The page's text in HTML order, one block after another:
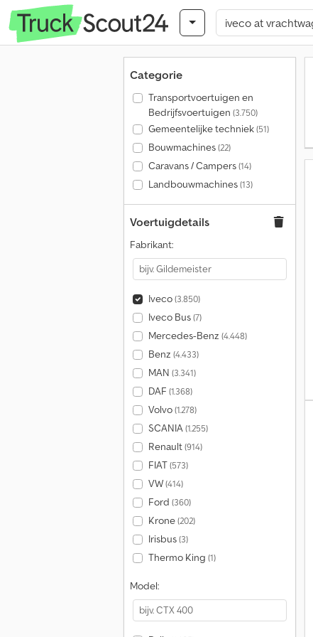
Categorie
Transportvoertuigen en
Bedrijfsvoertuigen (3.750)
Gemeentelijke techniek(51)
Bouwmachines(22)
Caravans / Campers(14)
Landbouwmachines(13)
Voertuigdetails
Fabrikant:
Iveco(3.850)
Iveco Bus(7)
Mercedes-Benz (4.448)
Benz (4.433)
MAN (3.341)
DAF (1.368)
Volvo(1.278)
SCANIA(1.255)
Renault(914)
FIAT(573)
VW(414)
Ford (360)
Krone(202)
Irisbus(3)
Thermo King (1)
Model: